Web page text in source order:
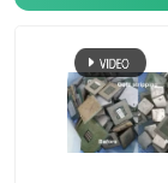
노를 녹이는
은 유도로
은 캐스팅 머